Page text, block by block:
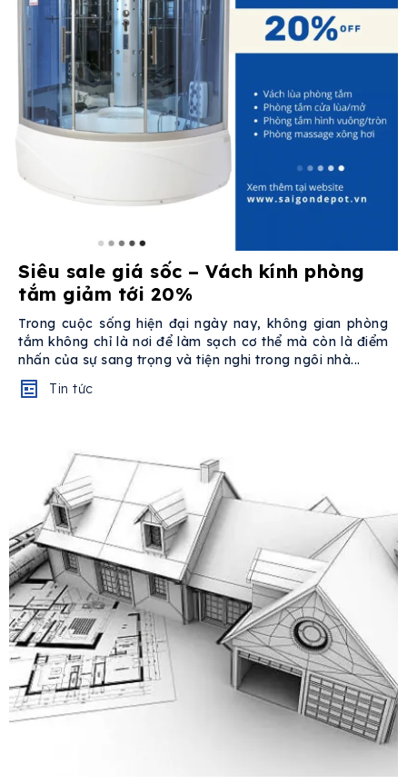
Siêu sale giá sốc – Vách kính phòng
tắm giảm tới 20%
Trong cuộc sống hiện đại ngày nay, không gian phòng
tắm không chỉ là nơi để làm sạch cơ thể mà còn là điểm
nhấn của sự sang trọng và tiện nghi trong ngôi nhà...
Tin tức